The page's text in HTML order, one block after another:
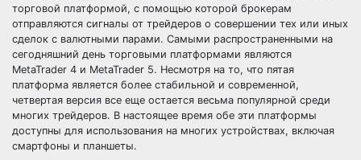
торговой платформой, с помощью которой брокерам
отправляются сигналы от трейдеров о совершении тех или иных
сделок с валютными парами. Самыми распространенными на
сегодняшний день торговыми платформами являются
MetaTrader 4 и MetaTrader 5. Несмотря на то, что пятая
платформа является более стабильной и современной,
четвертая версия все еще остается весьма популярной среди
многих трейдеров. В настоящее время обе эти платформы
доступны для использования на многих устройствах, включая
смартфоны и планшеты.